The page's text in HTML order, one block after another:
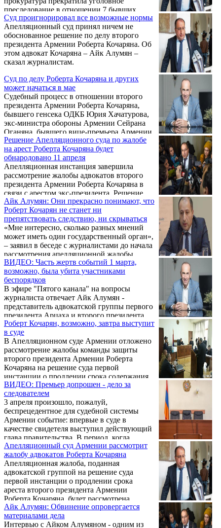
преследование в отношении 7 бывших
оппозиционных деятелей, то должна
сделать то же самое также в отношении
Роберта Кочаряна.
Суд проигнорировал все возможные нормы
Апелляционный суд принял ничем не
обоснованное решение по делу второго
президента Армении Роберта Кочаряна. Об
этом адвокат Кочаряна – Айк Алумян –
сказал журналистам.
Суд по делу Роберта Кочаряна и других
может начаться в мае
Судебный процесс в отношении второго
президента Армении Роберта Кочаряна,
бывшего генсека ОДКБ Юрия Хачатурова,
экс-министра обороны Армении Сейрана
Оганяна, бывшего вице-премьера Армении
Армена Геворкяна может начаться в
середине мая. Об этом в беседе с
журналистами сообщил адвокат Роберта
Кочаряна Айк Алумян.
Решение Апелляционного суда по жалобе
на арест Роберта Кочаряна будет
обнародовано 11 апреля
Апелляционная инстанция завершила
рассмотрение жалобы адвокатов второго
президента Армении Роберта Кочаряна в
связи с арестом экс-президента. Решение
будет обнародовано в 12:30 часов 11 апреля.
Об этом журналистам сообщил адвокат
Роберта Кочаряна Айк Алумян.
Айк Алумян: Они прекрасно понимают, что
Роберт Кочарян не станет ни
препятствовать следствию, ни скрываться
«Мне интересно, сколько разных мнений
может иметь один государственный орган»,
– заявил в беседе с журналистами до начала
рассмотрения апелляционной жалобы,
поданной адвокатской группой на решение
суда первой инстанции о продлении срока
ареста второго президента Армении
Роберта Кочарян адвокат Айк Алумян.
ВИДЕО: Часть жертв событий 1 марта,
возможно, была убита участниками
беспорядков
В эфире "Пятого канала" на вопросы
журналиста отвечает Айк Алумян -
представитель адвокатской группы первого
президента Арцаха и второго президента
Армении Роберта Кочаряна.
Роберт Кочарян, возможно, завтра выступит
в суде
В Апелляционном суде Армении отложено
рассмотрение жалобы команды защиты
второго президента Армении Роберта
Кочаряна на решение суда первой
инстанции о продлении срока содержания
под стражей Роберта Кочаряна еще на два
месяца.
ВИДЕО: Премьер допрошен - дело за
следователем
3 апреля произошло, пожалуй,
беспрецедентное для судебной системы
Армении событие: впервые в суде в
качестве свидетеля выступил действующий
глава правительства. В период, когда
произошел инцидент, приведший к
возбуждению рассматриваемого в суде
уголовного дела, ныне премьер-министр
Никол Пашинян был оппозиционным
депутатом от АНК.
Апелляционный суд Армении рассмотрит
жалобу адвокатов Роберта Кочаряна
Апелляционная жалоба, поданная
адвокатской группой на решение суда
первой инстанции о продлении срока
ареста второго президента Армении
Роберта Кочаряна, будет рассмотрена
сегодня, 4 апреля, в 12:00, передает
Panorama.am.
Айк Алумян: Обвинение опровергается
материалами дела
Интервью с Айком Алумяном - одним из